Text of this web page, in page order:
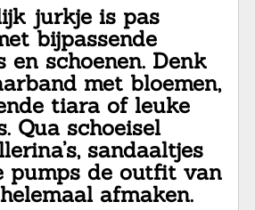
jurkje is pas
bijpassende
en schoenen. Denk
met bloemen,
tiara of leuke
Qua schoeisel
sandaaltjes
pumps de outfit van
afmaken.